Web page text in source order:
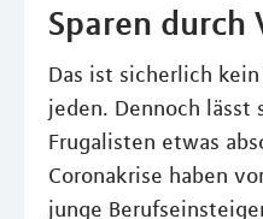
Sparen durch
Das ist sicherlich
jeden. Dennoch lässt
Frugalisten etwas
Coronakrise haben
junge